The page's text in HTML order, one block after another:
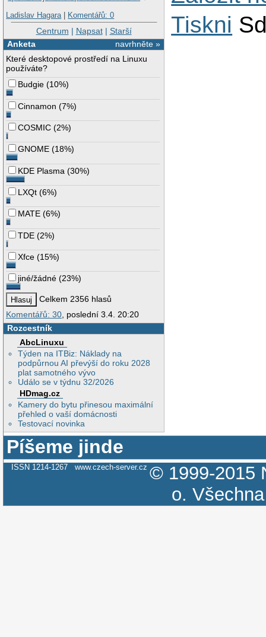
Ladislav Hagara| Komentářů: 0
Centrum | Napsat| Starší
navrhněte »
Anketa
Které desktopové prostředí na Linuxu
používáte?
Budgie (10%)
Cinnamon (7%)
COSMIC (2%)
GNOME (18%)
KDE Plasma (30%)
LXQt (6%)
MATE (6%)
TDE (2%)
Xfce (15%)
jiné/žádné (23%)
Celkem 2356 hlasů
Komentářů: 30 , poslední 3.4. 20:20
Rozcestník
AbcLinuxu
Týden na ITBiz: Náklady na
podpůrnou AI převýší do roku 2028
plat samotného vývo
Událo se v týdnu 32/2026
HDmag.cz
Kamery do bytu přinesou maximální
přehled o vaší domácnosti
Testovací novinka
Tiskni
Píšeme jinde
ISSN 1214-1267 www.czech-server.cz © 1999-2015
o.